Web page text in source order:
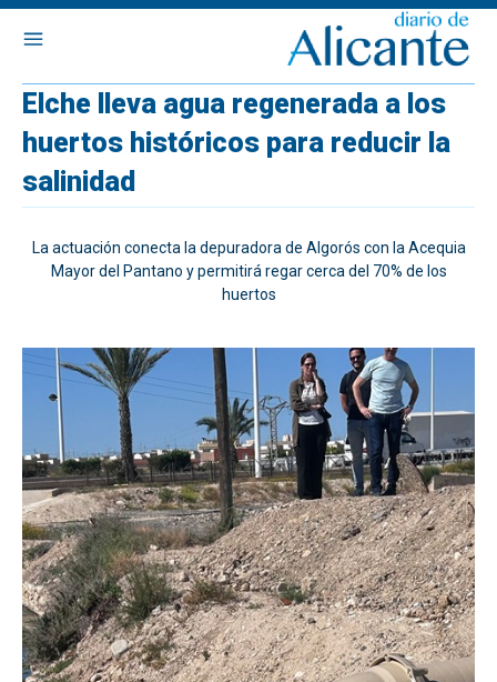
Elche lleva agua regenerada a los
huertos históricos para reducir la
salinidad
La actuación conecta la depuradora de Algorós con la Acequia
Mayor del Pantano y permitirá regar cerca del 70% de los
huertos